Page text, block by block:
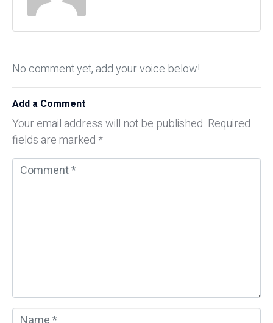
No comment yet, add your voice below!
Add a Comment
Your email address will not be published. Required
fields are marked *